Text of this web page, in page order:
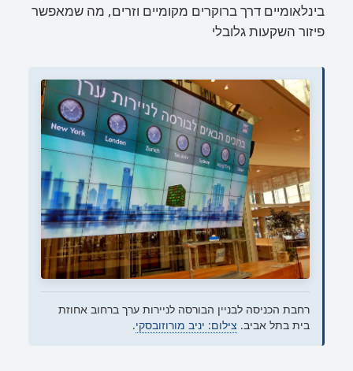
בינלאומיים דרך ברוקרים מקומיים וזרים, מה שמאפשר
פיזור השקעות גלובלי
רחבת הכניסה לבניין הבורסה לניירות ערך ברחוב אחוזת
בית בתל אביב. צילום: יניב מורוזובסקי.